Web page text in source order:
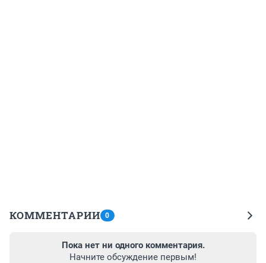
КОММЕНТАРИИ 0
Пока нет ни одного комментария.
Начните обсуждение первым!